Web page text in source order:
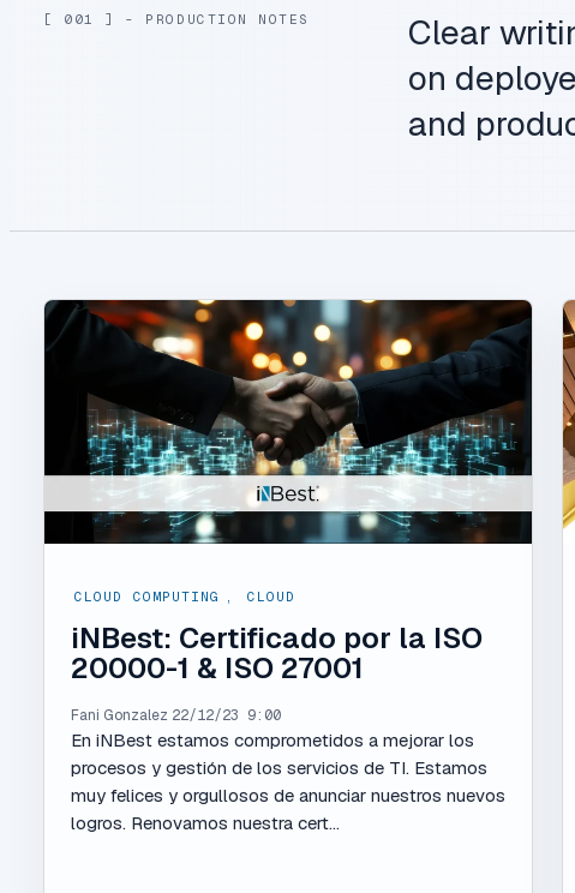
[ 001 ] - PRODUCTION NOTES
Clear
on
and
CLOUD COMPUTING CLOUD
iNBest: Certificado por la ISO
20000-1 & ISO 27001
Fani Gonzalez 22/12/23 9:00
En iNBest estamos comprometidos a mejorar los
procesos y gestión de los servicios de TI. Estamos
muy felices y orgullosos de anunciar nuestros nuevos
logros. Renovamos nuestra cert...